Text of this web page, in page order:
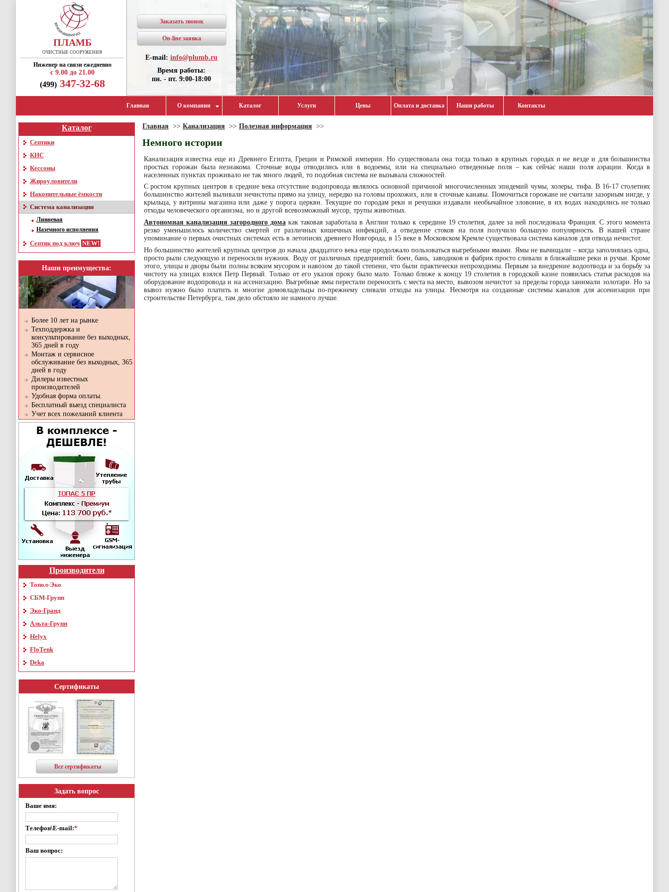
ПЛАМБ
ОЧИСТНЫЕ СООРУЖЕНИЯ
Инженер на связи ежедневно
с 9.00 до 21.00
(499)347-32-68
Заказать звонок
On-line заявка
E-mail: info@plumb.ru
Время работы:
пн. - пт. 9:00-18:00
Главная О компании Каталог Услуги Цены Оплата и доставка Наши работы Контакты
Каталог
Септики
КНС
Кессоны
Жироуловители
Накопительные ёмкости
Система канализации
Ливневая
Наземного исполнения
Септик под ключ
Наши преимущества:
Более 10 лет на рынке
Техподдержка и
консультирование без выходных,
365 дней в году
Монтаж и сервисное
обслуживание без выходных, 365
дней в году
Дилеры известных
производителей
Удобная форма оплаты.
Бесплатный выезд специалиста
Учет всех пожеланий клиента
Производители
Топол-Эко
СБМ-Групп
Эко-Гранд
Альта-Групп
Helyx
FloTenk
Deka
Сертификаты
Все сертификаты
Задать вопрос
Ваше имя:
Телефон\E-mail:*
Ваш вопрос:
Главная >> Канализация >> Полезная информация >>
Немного истории
Канализация известна еще из Древнего Египта, Греции и Римской империи. Но существовала она тогда только в крупных городах и не везде и для большинства
простых горожан была незнакома. Сточные воды отводились или в водоемы, или на специально отведенные поля – как сейчас наши поля аэрации. Когда в
населенных пунктах проживало не так много людей, то подобная система не вызывала сложностей.
С ростом крупных центров в средние века отсутствие водопровода являлось основной причиной многочисленных эпидемий чумы, холеры, тифа. В 16-17 столетиях
большинство жителей выливали нечистоты прямо на улицу, нередко на головы прохожих, или в сточные канавы. Помочиться горожане не считали зазорным нигде, у
крыльца, у витрины магазина или даже у порога церкви. Текущие по городам реки и речушки издавали необычайное зловоние, в их водах находились не только
отходы человеческого организма, но и другой всевозможный мусор, трупы животных.
Автономная канализация загородного домакак таковая заработала в Англии только к середине 19 столетия, далее за ней последовала Франция. С этого момента
резко уменьшилось количество смертей от различных кишечных инфекций, а отведение стоков на поля получило большую популярность. В нашей стране
упоминание о первых очистных системах есть в летописях древнего Новгорода, в 15 веке в Московском Кремле существовала система каналов для отвода нечистот.
Но большинство жителей крупных центров до начала двадцатого века еще продолжало пользоваться выгребными ямами. Ямы не вычищали – когда заполнялась одна,
просто рыли следующую и переносили нужник. Воду от различных предприятий: боен, бань, заводиков и фабрик просто сливали в ближайшие реки и ручьи. Кроме
этого, улицы и дворы были полны всяким мусором и навозом до такой степени, что были практически непроходимы. Первым за внедрение водоотвода и за борьбу за
чистоту на улицах взялся Петр Первый. Только от его указов проку было мало. Только ближе к концу 19 столетия в городской казне появилась статья расходов на
оборудование водопровода и на ассенизацию. Выгребные ямы перестали переносить с места на место, вывозом нечистот за пределы города занимали золотари. Но за
вывоз нужно было платить и многие домовладельцы по-прежнему сливали отходы на улицы. Несмотря на созданные системы каналов для ассенизации при
строительстве Петербурга, там дело обстояло не намного лучше.